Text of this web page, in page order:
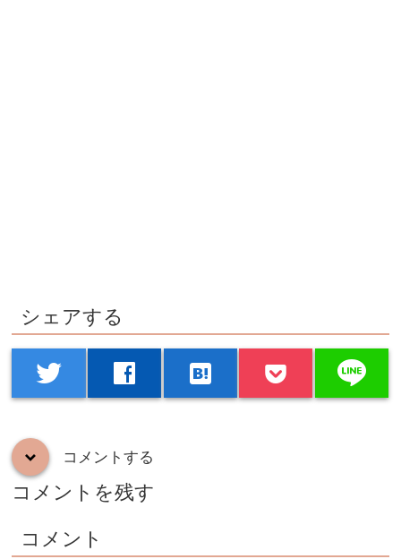
シェアする
twitter facebook hatenabookmark line
down コメントする
コメントを残す
コメント